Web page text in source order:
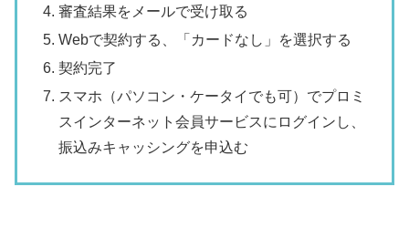
審査結果をメールで受け取る
Webで契約する、「カードなし」を選択する
契約完了
スマホ（パソコン・ケータイでも可）でプロミ
スインターネット会員サービスにログインし、
振込みキャッシングを申込む